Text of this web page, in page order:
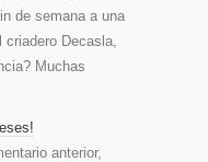
de semana a una
Decasla,
Muchas
anterior,